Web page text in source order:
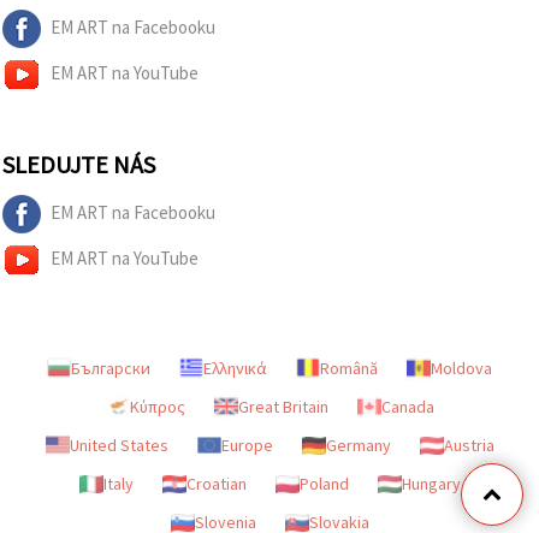
EM ART na Facebooku
EM ART na YouTube
SLEDUJTE NÁS
EM ART na Facebooku
EM ART na YouTube
Български Ελληνικά Română
Moldova
Κύπρος
Great Britain
Canada
United States
Europe Germany
Austria
Italy
Croatian Poland
Hungary
Slovenia
Slovakia